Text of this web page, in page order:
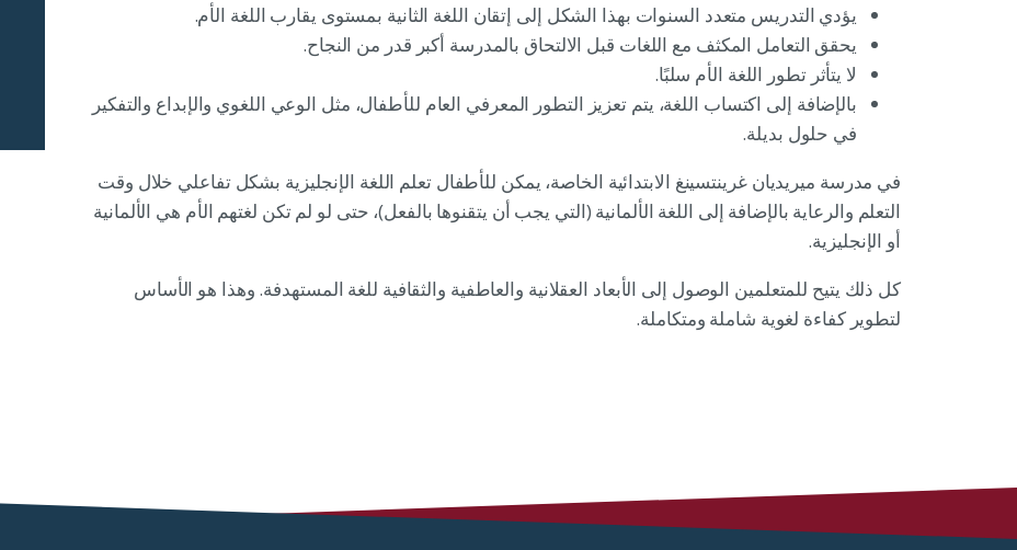
يؤدي التدريس متعدد السنوات بهذا الشكل إلى إتقان اللغة الثانية بمستوى يقارب اللغة الأم.
يحقق التعامل المكثف مع اللغات قبل الالتحاق بالمدرسة أكبر قدر من النجاح.
لا يتأثر تطور اللغة الأم سلبًا.
بالإضافة إلى اكتساب اللغة، يتم تعزيز التطور المعرفي العام للأطفال، مثل الوعي اللغوي والإبداع والتفكير
في حلول بديلة.
في مدرسة ميريديان غرينتسينغ الابتدائية الخاصة، يمكن للأطفال تعلم اللغة الإنجليزية بشكل تفاعلي خلال وقت
التعلم والرعاية بالإضافة إلى اللغة الألمانية (التي يجب أن يتقنوها بالفعل)، حتى لو لم تكن لغتهم الأم هي الألمانية
أو الإنجليزية.
كل ذلك يتيح للمتعلمين الوصول إلى الأبعاد العقلانية والعاطفية والثقافية للغة المستهدفة. وهذا هو الأساس
لتطوير كفاءة لغوية شاملة ومتكاملة.